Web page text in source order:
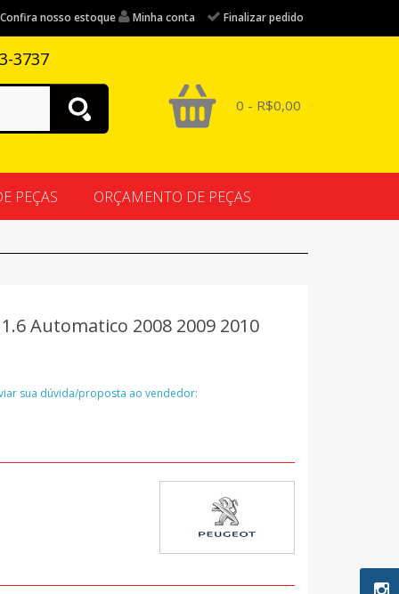
Confira nosso estoque Minha conta Finalizar pedido
3737
0 - R$0,00
PEÇAS ORÇAMENTO DE PEÇAS
Automatico 2008 2009 2010
sua dúvida/proposta ao vendedor: